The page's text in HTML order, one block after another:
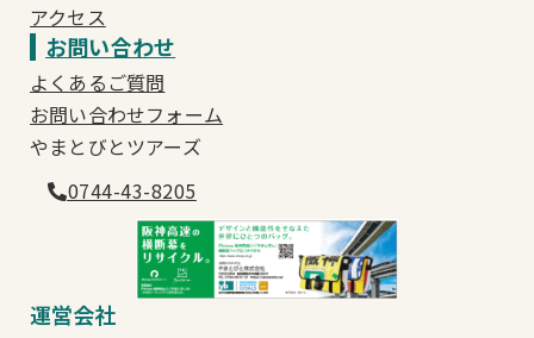
アクセス
お問い合わせ
よくあるご質問
お問い合わせフォーム
やまとびとツアーズ
0744-43-8205
運営会社